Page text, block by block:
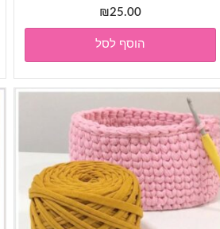
₪25.00
הוסף לסל